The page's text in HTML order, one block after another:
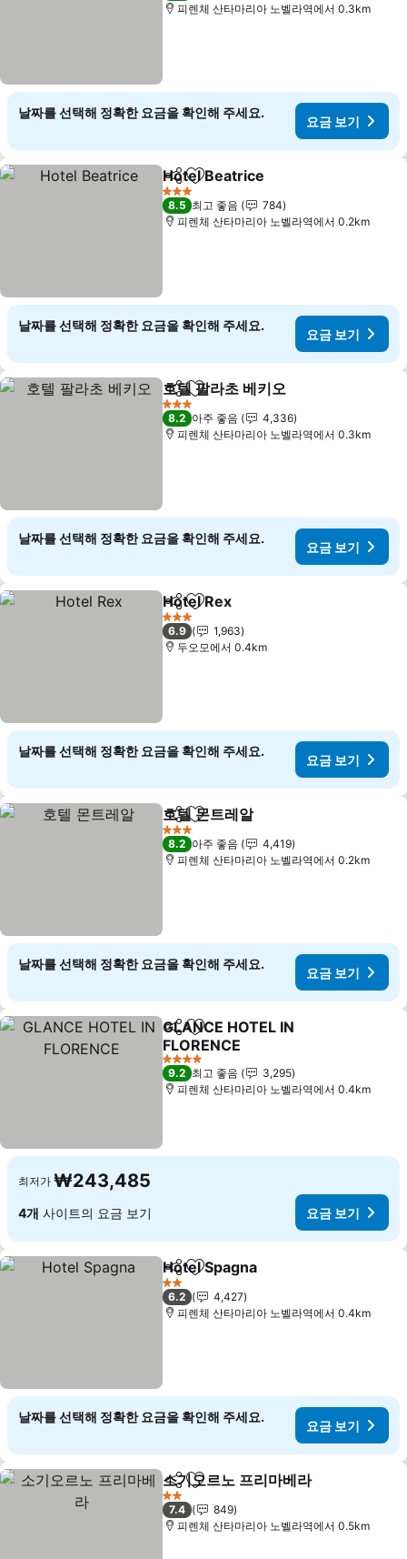
피렌체 산타마리아 노벨라역에서 0.3km
날짜를 선택해 정확한 요금을 확인해 주세요.
요금 보기
공유 즐겨찾기에 추가
Hotel Beatrice
3 성급
8.5 최고 좋음
784
피렌체 산타마리아 노벨라역에서 0.2km
날짜를 선택해 정확한 요금을 확인해 주세요.
요금 보기
공유 즐겨찾기에 추가
호텔 팔라초 베키오
3 성급
8.2 아주 좋음
4,336
피렌체 산타마리아 노벨라역에서 0.3km
날짜를 선택해 정확한 요금을 확인해 주세요.
요금 보기
공유 즐겨찾기에 추가
Hotel Rex
3 성급
6.9
1,963
두오모에서 0.4km
날짜를 선택해 정확한 요금을 확인해 주세요.
요금 보기
공유 즐겨찾기에 추가
호텔 몬트레알
3 성급
8.2 아주 좋음
4,419
피렌체 산타마리아 노벨라역에서 0.2km
날짜를 선택해 정확한 요금을 확인해 주세요.
요금 보기
공유 즐겨찾기에 추가
GLANCE HOTEL IN
FLORENCE
4 성급
9.2 최고 좋음
3,295
피렌체 산타마리아 노벨라역에서 0.4km
최저가 ₩243,485
4개 사이트의 요금 보기 요금 보기
공유 즐겨찾기에 추가
Hotel Spagna
2 성급
6.2
4,427
피렌체 산타마리아 노벨라역에서 0.4km
날짜를 선택해 정확한 요금을 확인해 주세요.
요금 보기
공유 즐겨찾기에 추가
소기오르노 프리마베라
2 성급
7.4
849
피렌체 산타마리아 노벨라역에서 0.5km